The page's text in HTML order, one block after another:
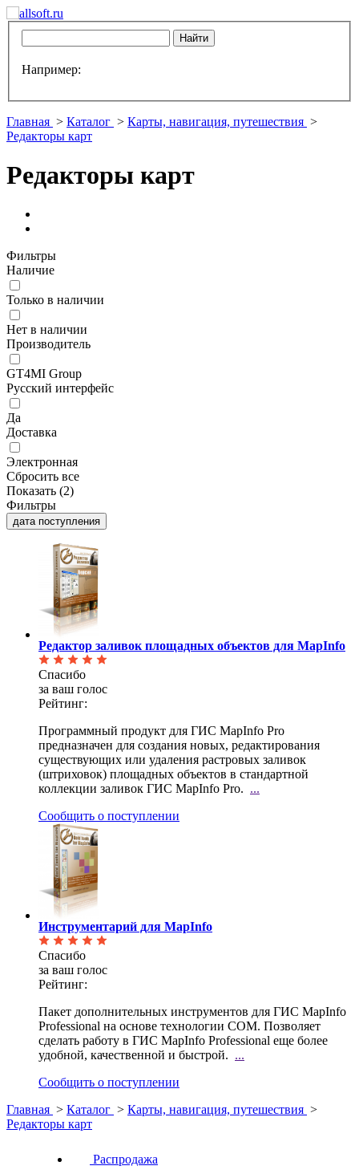
Например:
Главная > Каталог > Карты, навигация, путешествия >
Редакторы карт
Редакторы карт
Фильтры
Наличие
Только в наличии
Нет в наличии
Производитель
GT4MI Group
Русский интерфейс
Да
Доставка
Электронная
Сбросить все
Показать (2)
Фильтры
дата поступления
Редактор заливок площадных объектов для MapInfo
Спасибо
за ваш голос
Рейтинг:
Программный продукт для ГИС MapInfo Pro
предназначен для создания новых, редактирования
существующих или удаления растровых заливок
(штриховок) площадных объектов в стандартной
коллекции заливок ГИС MapInfo Pro. ...
Сообщить о поступлении
Инструментарий для MapInfo
Спасибо
за ваш голос
Рейтинг:
Пакет дополнительных инструментов для ГИС MapInfo
Professional на основе технологии COM. Позволяет
сделать работу в ГИС MapInfo Professional еще более
удобной, качественной и быстрой. ...
Сообщить о поступлении
Главная > Каталог > Карты, навигация, путешествия >
Редакторы карт
Распродажа